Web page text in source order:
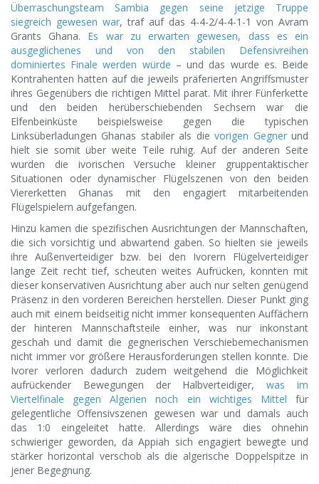
Überraschungsteam Sambia gegen seine jetzige Truppe
siegreich gewesen war, traf auf das 4-4-2/4-4-1-1 von Avram
Grants Ghana. Es war zu erwarten gewesen, dass es ein
ausgeglichenes und von den stabilen Defensivreihen
dominiertes Finale werden würde – und das wurde es. Beide
Kontrahenten hatten auf die jeweils präferierten Angriffsmuster
ihres Gegenübers die richtigen Mittel parat. Mit ihrer Fünferkette
und den beiden herüberschiebenden Sechsern war die
Elfenbeinküste beispielsweise gegen die typischen
Linksüberladungen Ghanas stabiler als dievorigen Gegnerund
hielt sie somit über weite Teile ruhig. Auf der anderen Seite
wurden die ivorischen Versuche kleiner gruppentaktischer
Situationen oder dynamischer Flügelszenen von den beiden
Viererketten Ghanas mit den engagiert mitarbeitenden
Flügelspielern aufgefangen.
Hinzu kamen die spezifischen Ausrichtungen der Mannschaften,
die sich vorsichtig und abwartend gaben. So hielten sie jeweils
ihre Außenverteidiger bzw. bei den Ivorern Flügelverteidiger
lange Zeit recht tief, scheuten weites Aufrücken, konnten mit
dieser konservativen Ausrichtung aber auch nur selten genügend
Präsenz in den vorderen Bereichen herstellen. Dieser Punkt ging
auch mit einem beidseitig nicht immer konsequenten Auffächern
der hinteren Mannschaftsteile einher, was nur inkonstant
geschah und damit die gegnerischen Verschiebemechanismen
nicht immer vor größere Herausforderungen stellen konnte. Die
Ivorer verloren dadurch zudem weitgehend die Möglichkeit
aufrückender Bewegungen der Halbverteidiger,was im
Viertelfinale gegen Algerien noch ein wichtiges Mittel für
gelegentliche Offensivszenen gewesen war und damals auch
das 1:0 eingeleitet hatte. Allerdings wäre dies ohnehin
schwieriger geworden, da Appiah sich engagiert bewegte und
stärker horizontal verschob als die algerische Doppelspitze in
jener Begegnung.